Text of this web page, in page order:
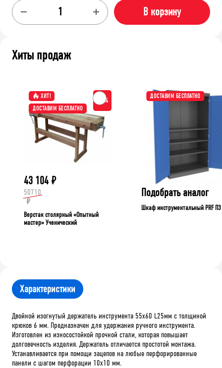
В корзину
Хиты продаж
ХИТ!
ДОСТАВИМ БЕСПЛАТНО
-15%
43 104 ₽
50710
₽
Верстак столярный «Опытный
мастер» Ученический
ДОСТАВИМ БЕСПЛАТНО
Подобрать аналог
Шкаф инструментальный PRF П3
Характеристики
Двойной изогнутый держатель инструмента 55х60 L25мм с толщиной
крюков 6 мм. Предназначен для удержания ручного инструмента.
Изготовлен из износостойкой прочной стали, которая повышает
долговечность изделия. Держатель отличается простотой монтажа.
Устанавливается при помощи зацепов на любые перфорированные
панели с шагом перфорации 10х10 мм.